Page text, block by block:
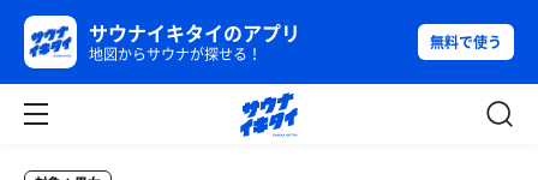
サウナイキタイのアプリ
地図からサウナが探せる！
無料で使う